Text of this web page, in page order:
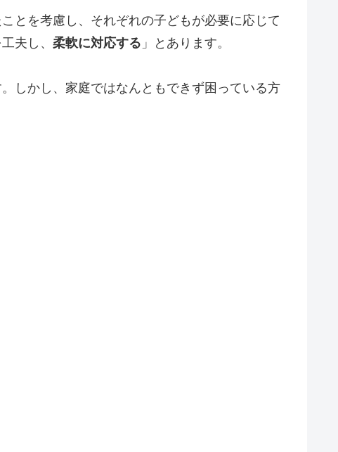
とを考慮し、それぞれの子どもが必要に応じて
夫し、 柔軟に対応する 」とあります。
しかし、家庭ではなんともできず困っている方